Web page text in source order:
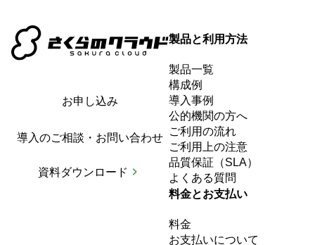
お申し込み
導入のご相談・お問い合わせ
資料ダウンロード
製品と利用方法
製品一覧
構成例
導入事例
公的機関の方へ
ご利用の流れ
ご利用上の注意
品質保証（SLA）
よくある質問
料金とお支払い
料金
お支払いについて